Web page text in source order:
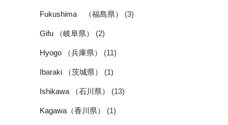
Fukushima （福島県） (3)
Gifu （岐阜県） (2)
Hyogo （兵庫県） (11)
Ibaraki （茨城県） (1)
Ishikawa （石川県） (13)
Kagawa（香川県） (1)